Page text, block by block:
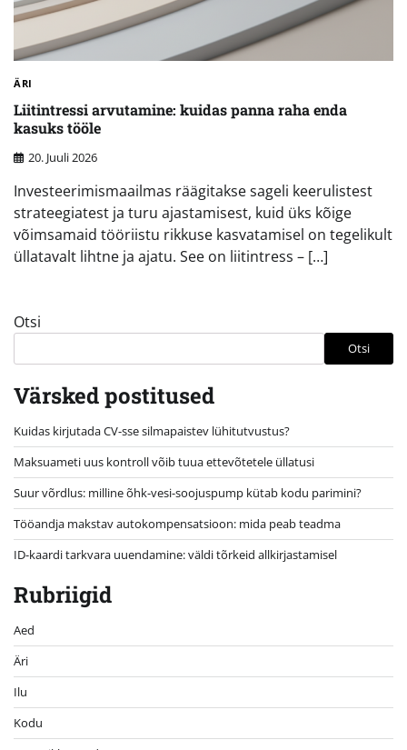
ÄRI
Liitintressi arvutamine: kuidas panna raha enda
kasuks tööle
20. Juuli 2026
Investeerimismaailmas räägitakse sageli keerulistest
strateegiatest ja turu ajastamisest, kuid üks kõige
võimsamaid tööriistu rikkuse kasvatamisel on tegelikult
üllatavalt lihtne ja ajatu. See on liitintress – […]
Otsi
Otsi
Värsked postitused
Kuidas kirjutada CV-sse silmapaistev lühitutvustus?
Maksuameti uus kontroll võib tuua ettevõtetele üllatusi
Suur võrdlus: milline õhk-vesi-soojuspump kütab kodu parimini?
Tööandja makstav autokompensatsioon: mida peab teadma
ID-kaardi tarkvara uuendamine: väldi tõrkeid allkirjastamisel
Rubriigid
Aed
Äri
Ilu
Kodu